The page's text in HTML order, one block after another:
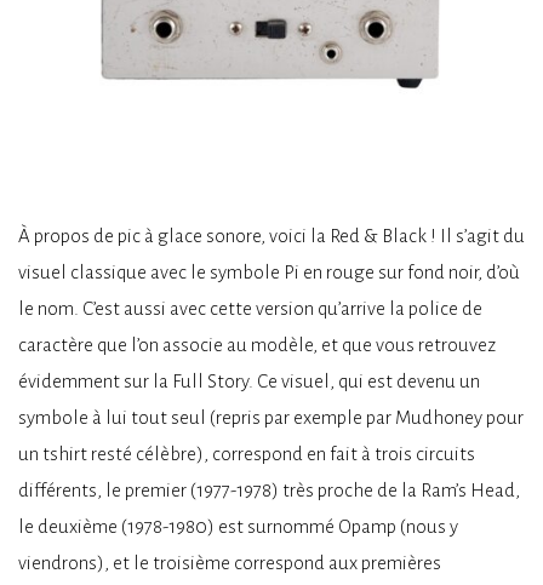
À propos de pic à glace sonore, voici la Red & Black ! Il s’agit du
visuel classique avec le symbole Pi en rouge sur fond noir, d’où
le nom. C’est aussi avec cette version qu’arrive la police de
caractère que l’on associe au modèle, et que vous retrouvez
évidemment sur la Full Story. Ce visuel, qui est devenu un
symbole à lui tout seul (repris par exemple par Mudhoney pour
un tshirt resté célèbre), correspond en fait à trois circuits
différents, le premier (1977-1978) très proche de la Ram’s Head,
le deuxième (1978-1980) est surnommé Opamp (nous y
viendrons), et le troisième correspond aux premières